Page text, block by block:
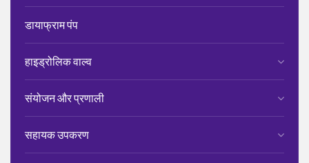
डायाफ्राम पंप
हाइड्रोलिक वाल्व
संयोजन और प्रणाली
सहायक उपकरण